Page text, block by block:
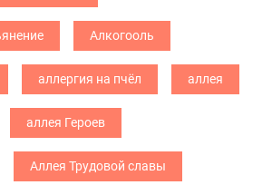
Алкогооль
аллергия на пчёл аллея
аллея Героев
Аллея Трудовой славы